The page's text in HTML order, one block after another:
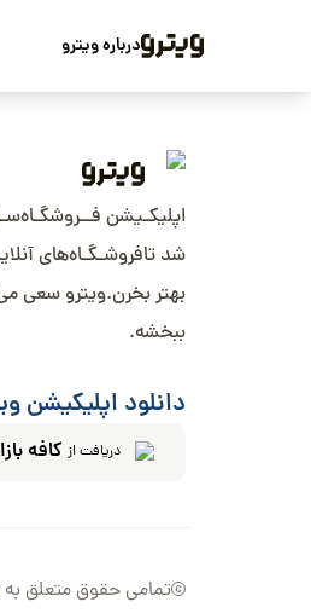
درباره ویترو
اپلیکـیشن
شد تافروشـگـاه‌های
بهتر بخرن.ویترو سعی
ببخشه.
دانلود اپلیکیشن
دریافت از کافه
تمامی حقوق متعلق